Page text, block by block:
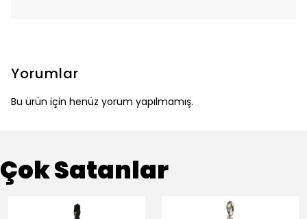
Yorumlar
Bu ürün için henüz yorum yapılmamış.
Çok Satanlar